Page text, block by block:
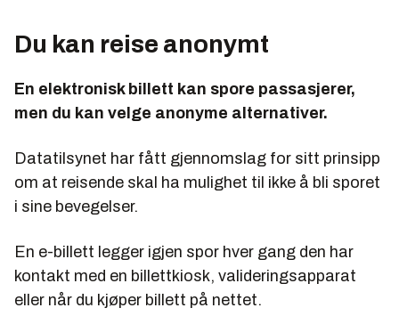
Du kan reise anonymt
En elektronisk billett kan spore passasjerer,
men du kan velge anonyme alternativer.
Datatilsynet har fått gjennomslag for sitt prinsipp
om at reisende skal ha mulighet til ikke å bli sporet
i sine bevegelser.
En e-billett legger igjen spor hver gang den har
kontakt med en billettkiosk, valideringsapparat
eller når du kjøper billett på nettet.